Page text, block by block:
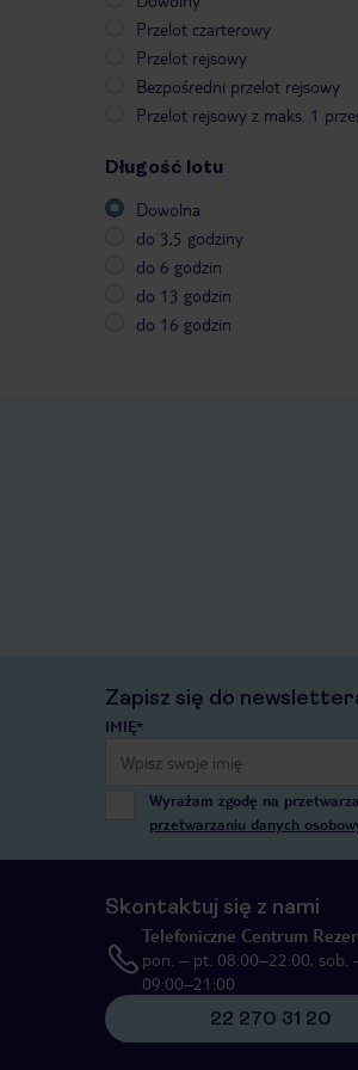
Przelot czarterowy
Przelot rejsowy
Bezpośredni przelot rejsowy
Przelot rejsowy z maks. 1
Długość lotu
Dowolna
do 3,5 godziny
do 6 godzin
do 13 godzin
do 16 godzin
Zapisz się do
IMIĘ*
Wyrażam zgodę na
przetwarzaniu danych
Skontaktuj się z nami
Telefoniczne Centrum
pon. – pt. 08:00–22:00, sob.
09:00–21:00
22 270 31 20